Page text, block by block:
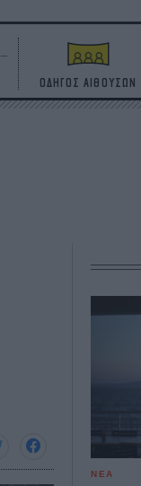
ΟΔΗΓΟΣ ΑΙΘΟΥΣΩΝ
ΝΕΑ